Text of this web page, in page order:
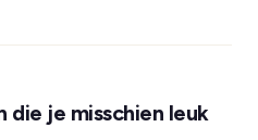
je misschien leuk